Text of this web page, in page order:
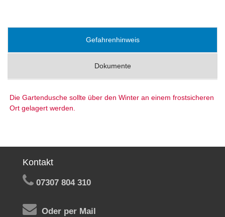
Gefahrenhinweis
Dokumente
Die Gartendusche sollte über den Winter an einem frostsicheren
Ort gelagert werden.
Kontakt
07307 804 310
Oder per Mail